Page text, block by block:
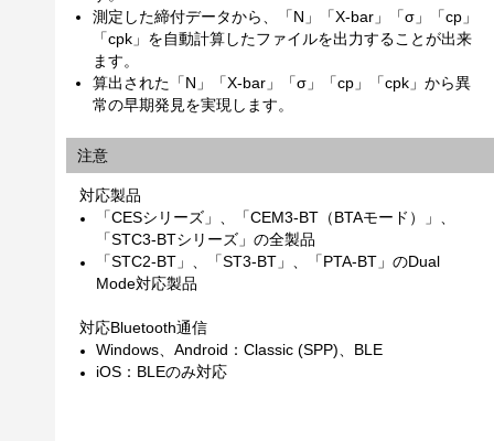
測定した締付データから、「N」「X-bar」「σ」「cp」
「cpk」を自動計算したファイルを出力することが出来
ます。
算出された「N」「X-bar」「σ」「cp」「cpk」から異
常の早期発見を実現します。
注意
対応製品
「CESシリーズ」、「CEM3-BT（BTAモード）」、
「STC3-BTシリーズ」の全製品
「STC2-BT」、「ST3-BT」、「PTA-BT」のDual
Mode対応製品
対応Bluetooth通信
Windows、Android：Classic (SPP)、BLE
iOS：BLEのみ対応